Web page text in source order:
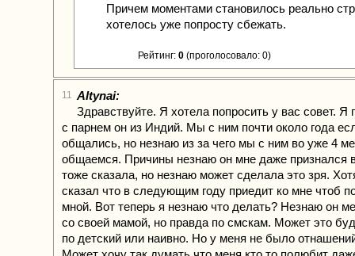
Причем моментами становилось реально
хотелось уже попросту сбежать.
Рейтинг: 0 (проголосовало: 0)
11 Altynai:
Здравствуйте. Я хотела попросить у вас совет. Я
с парнем он из Индий. Мы с ним почти около года
общались, но незнаю из за чего мы с ним во уже 4
общаемся. Причины незнаю он мне даже признался
тоже сказала, но незнаю может сделала это зря.
сказал что в следующим году приедит ко мне чтоб
мной. Вот теперь я незнаю что делать? Незнаю он
со своей мамой, но правда по смскам. Может это
по детский или наивно. Но у меня не было